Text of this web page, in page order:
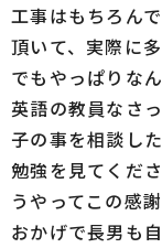
工事はもちろん
頂いて、実際に
でもやっぱりな
英語の教員なさ
子の事を相談し
勉強を見てくだ
うやってこの感
おかげで長男も